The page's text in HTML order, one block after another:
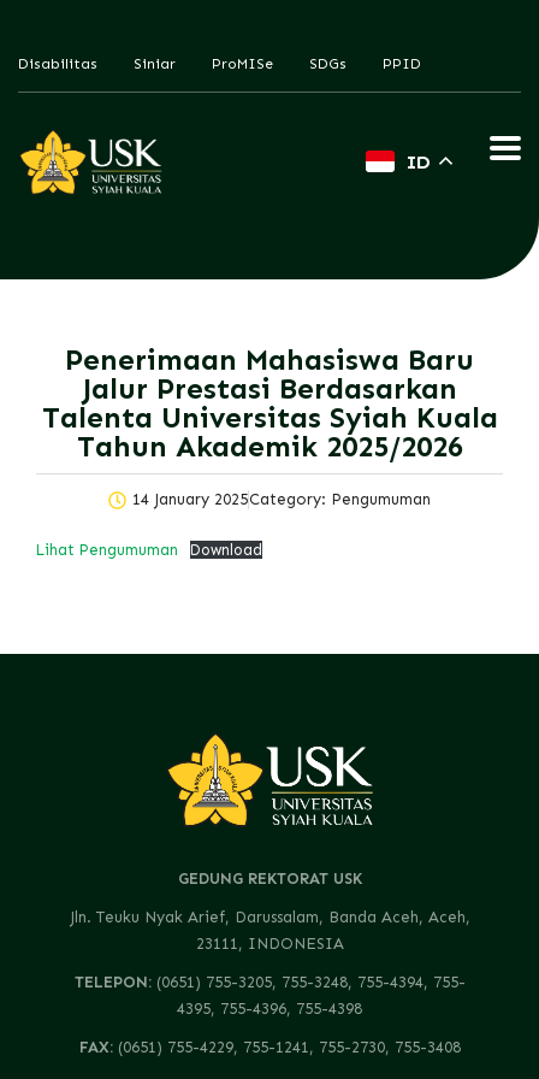
Disabilitas Siniar ProMISe SDGs PPID
ID
Penerimaan Mahasiswa Baru
Jalur Prestasi Berdasarkan
Talenta Universitas Syiah Kuala
Tahun Akademik 2025/2026
14 January 2025Category: Pengumuman
Lihat Pengumuman Download
GEDUNG REKTORAT USK
Jln. Teuku Nyak Arief, Darussalam, Banda Aceh, Aceh,
23111, INDONESIA
TELEPON: (0651) 755-3205, 755-3248, 755-4394, 755-
4395, 755-4396, 755-4398
FAX: (0651) 755-4229, 755-1241, 755-2730, 755-3408